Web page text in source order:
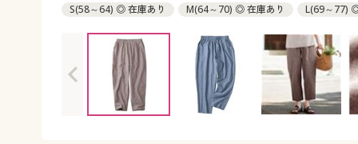
S(58～64) ◎ 在庫あり M(64～70) ◎ 在庫あり
L(69～77)